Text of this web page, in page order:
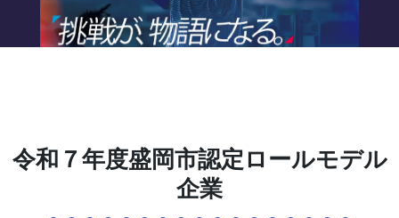
令和７年度盛岡市認定ロールモデル
企業